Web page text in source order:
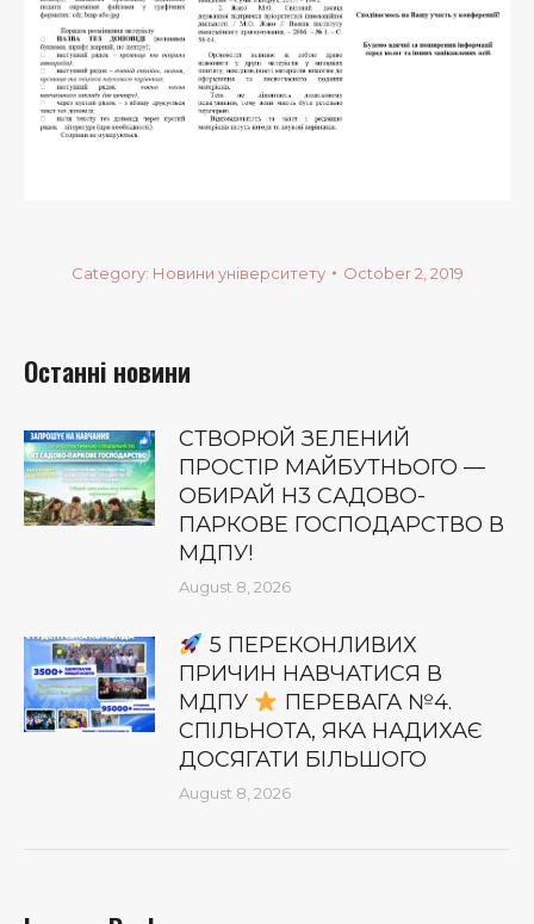
Category: Новини університету October 2, 2019
Останні новини
СТВОРЮЙ ЗЕЛЕНИЙ
ПРОСТІР МАЙБУТНЬОГО —
ОБИРАЙ Н3 САДОВО-
ПАРКОВЕ ГОСПОДАРСТВО В
МДПУ!
August 8, 2026
5 ПЕРЕКОНЛИВИХ
ПРИЧИН НАВЧАТИСЯ В
МДПУ
ПЕРЕВАГА №4.
СПІЛЬНОТА, ЯКА НАДИХАЄ
ДОСЯГАТИ БІЛЬШОГО
August 8, 2026